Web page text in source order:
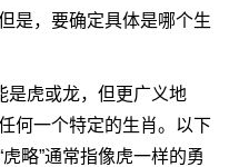
是，要确定具体是哪个生
是虎或龙，但更广义地
何一个特定的生肖。以下
略”通常指像虎一样的勇